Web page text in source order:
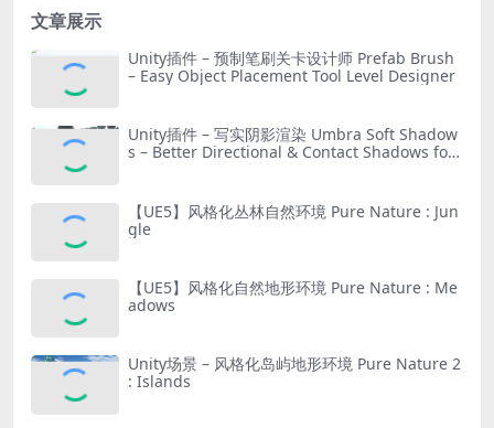
文章展示
Unity插件 – 预制笔刷关卡设计师 Prefab Brush
– Easy Object Placement Tool Level Designer
Unity插件 – 写实阴影渲染 Umbra Soft Shadow
s – Better Directional & Contact Shadows for
【UE5】风格化丛林自然环境 Pure Nature : Jun
gle
【UE5】风格化自然地形环境 Pure Nature : Me
adows
Unity场景 – 风格化岛屿地形环境 Pure Nature 2
: Islands